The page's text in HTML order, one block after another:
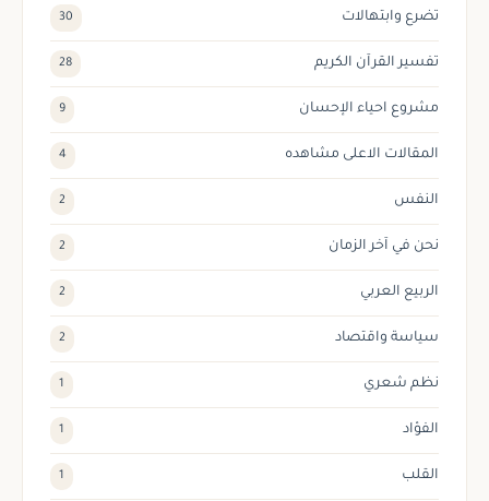
تضرع وابتهالات 30
تفسير القرآن الكريم 28
مشروع احياء الإحسان 9
المقالات الاعلى مشاهده 4
النفس 2
نحن في آخر الزمان 2
الربيع العربي 2
سياسة واقتصاد 2
نظم شعري 1
الفؤاد 1
القلب 1